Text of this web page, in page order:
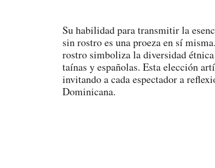
Su habilidad para transmitir la
sin rostro es una proeza en sí
rostro simboliza la diversidad
taínas y españolas. Esta elección
invitando a cada espectador a
Dominicana.